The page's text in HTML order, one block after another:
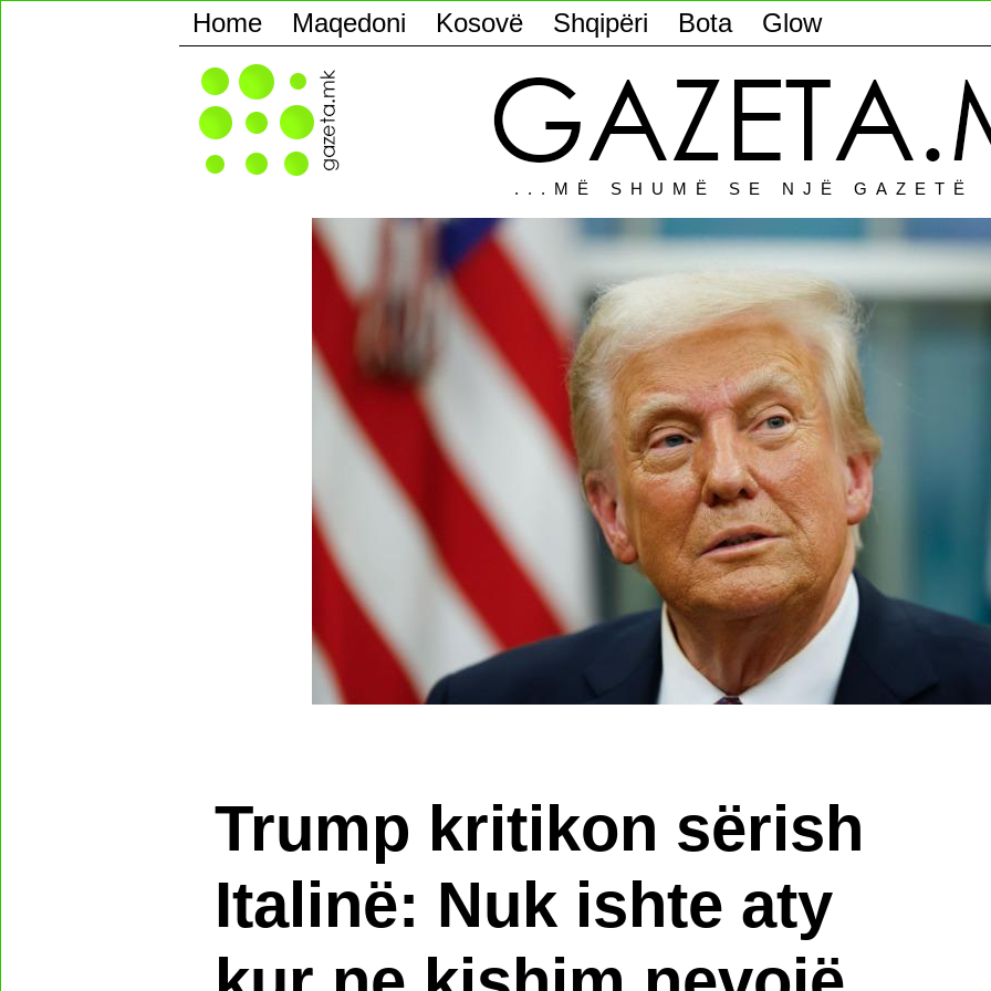
Home Maqedoni Kosovë Shqipëri Bota Glow
...MË SHUMË SE NJË GAZETË
Trump kritikon sërish
Italinë: Nuk ishte aty